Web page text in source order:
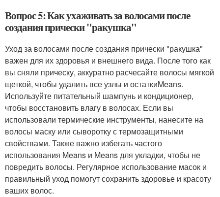
Вопрос 5: Как ухаживать за волосами после
создания прически "ракушка"
Уход за волосами после создания прически "ракушка"
важен для их здоровья и внешнего вида. После того как
вы сняли прическу, аккуратно расчесайте волосы мягкой
щеткой, чтобы удалить все узлы и остаткиMeans.
Используйте питательный шампунь и кондиционер,
чтобы восстановить влагу в волосах. Если вы
использовали термические инструменты, нанесите на
волосы маску или сыворотку с термозащитными
свойствами. Также важно избегать частого
использования Means и Means для укладки, чтобы не
повредить волосы. Регулярное использование масок и
правильный уход помогут сохранить здоровье и красоту
ваших волос.